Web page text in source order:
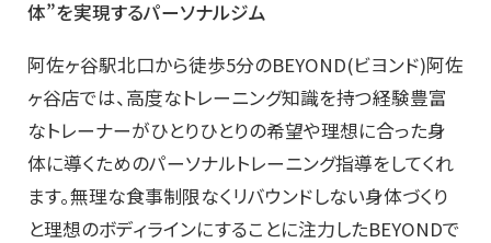
体”を実現するパーソナルジム
阿佐ヶ谷駅北口から徒歩5分のBEYOND(ビヨンド)阿佐
ヶ谷店では、高度なトレーニング知識を持つ経験豊富
なトレーナーがひとりひとりの希望や理想に合った身
体に導くためのパーソナルトレーニング指導をしてくれ
ます。無理な食事制限なくリバウンドしない身体づくり
と理想のボディラインにすることに注力したBEYONDで